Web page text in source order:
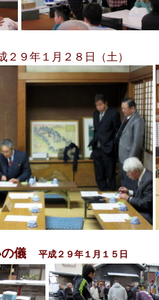
２９年１月２８日（土）
の儀 平成２９年１月１５日